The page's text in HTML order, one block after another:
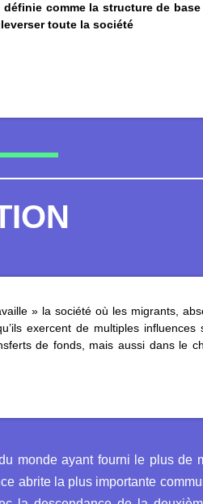
comme la structure de
toute la société
» la société où les migrants,
exercent de multiples
de fonds, mais aussi dans le
monde ayant fourni le plus
abrite la plus importante